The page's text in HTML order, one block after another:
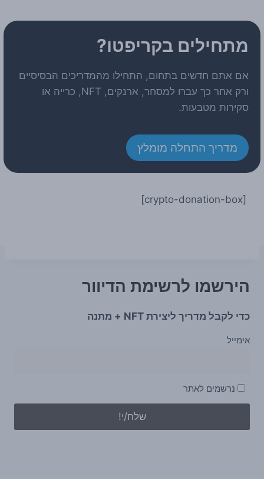
מתחילים בקריפטו?
אם אתם חדשים בתחום, התחילו מהמדריכים הבסיסיים
ורק אחר כך עברו למסחר, ארנקים, NFT, כרייה או
סקירות מטבעות.
מדריך התחלה מומלץ
[crypto-donation-box]
הירשמו לרשימת הדיוור
כדי לקבל מדריך ליצירת NFT + מתנה
אימייל
נרשמים לאתר